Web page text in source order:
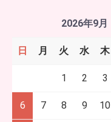
2026年9月
日 月 火 水 木
1 2 3
6 7 8 9 10